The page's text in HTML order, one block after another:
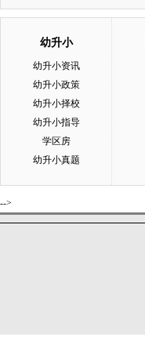
幼升小
幼升小资讯
幼升小政策
幼升小择校
幼升小指导
学区房
幼升小真题
-->